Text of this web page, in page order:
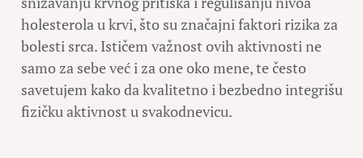
holesterola u krvi, što su značajni faktori rizika za
bolesti srca. Ističem važnost ovih aktivnosti ne
samo za sebe već i za one oko mene, te često
savetujem kako da kvalitetno i bezbedno integrišu
fizičku aktivnost u svakodnevicu.